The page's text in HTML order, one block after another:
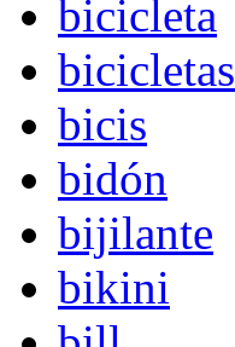
bicicleta
bicicletas
bicis
bidón
bijilante
bikini